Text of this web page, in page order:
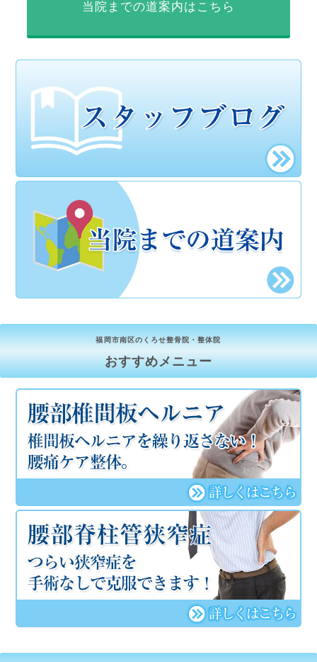
当院までの道案内はこちら
福岡市南区のくろせ整骨院・整体院
おすすめメニュー